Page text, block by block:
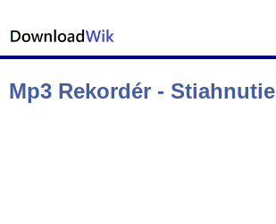
Mp3 Rekordér - Stiahnutie